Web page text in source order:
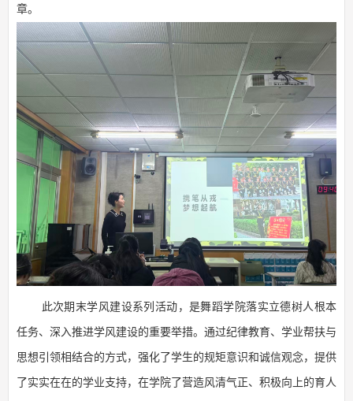
章。
此次期末学风建设系列活动，是舞蹈学院落实立德树人根本
任务、深 入推进学风建设的重要举措。通过纪律教育、学业帮扶与
思想引领相结合的方式，强化了学生的规矩意识和诚信观念，提供
了实实在在的学业支持，在学院了营造风清气正、积极向上的育人